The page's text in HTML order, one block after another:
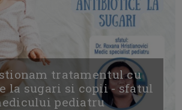
tratamentul cu
la sugari si copii - sfatul
pediatru